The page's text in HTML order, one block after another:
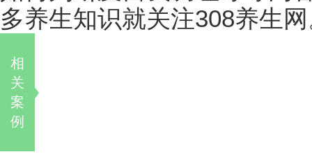
多养生知识就关注308养生
相
关
案
例